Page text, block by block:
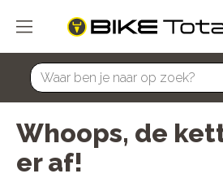
home
Whoops, de
er af!